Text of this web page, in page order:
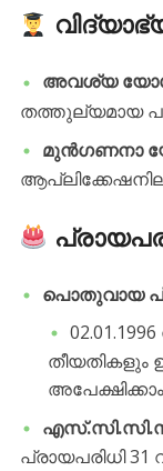
അവശ്യ
തത്തുല്യമായ
മുൻഗണനാ
പൊതുവായ
തീയതികളും
എസ്.സി.സി.സി
പ്രായപരിധി 31